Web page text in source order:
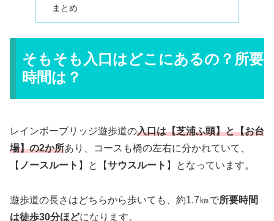
まとめ
そもそも入口はどこにあるの？所要
時間は？
レインボーブリッジ遊歩道の入口は【芝浦ふ頭】と【お台
場】の2か所あり、コースも橋の左右に分かれていて、
【 ノースルート 】と【サウスルート 】となっています。
遊歩道の長さはどちらから歩いても、約1.7㎞で所要時間
は徒歩30分ほどになります。